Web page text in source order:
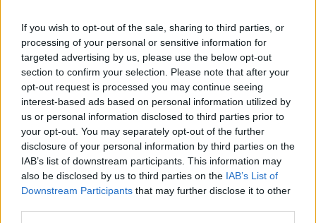
If you wish to opt-out of the sale, sharing to third parties, or
processing of your personal or sensitive information for
targeted advertising by us, please use the below opt-out
section to confirm your selection. Please note that after your
opt-out request is processed you may continue seeing
interest-based ads based on personal information utilized by
us or personal information disclosed to third parties prior to
your opt-out. You may separately opt-out of the further
disclosure of your personal information by third parties on the
IAB’s list of downstream participants. This information may
also be disclosed by us to third parties on the IAB’s List of
Downstream Participants that may further disclose it to other
Sigue leyendo